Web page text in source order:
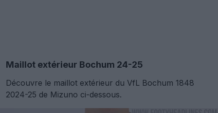
Maillot extérieur Bochum 24-25
Découvre le maillot extérieur du VfL Bochum 1848
2024-25 de Mizuno ci-dessous.